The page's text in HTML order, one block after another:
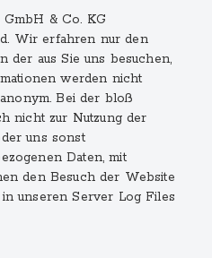
& Co. KG
Wir erfahren nur den
der aus Sie uns besuchen,
werden nicht
Bei der bloß
nicht zur Nutzung der
uns sonst
Daten, mit
den Besuch der Website
unseren Server Log Files